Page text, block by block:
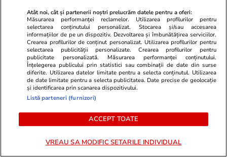
Stiri Mondene 17:24
Motivul surprinzător pentru
care Dana Rogoz refuză avionul
în vacanțe. Ce fac copiii ei în tren
PARTENERI
Atât noi, cât și partenerii noștri prelucrăm datele pentru a oferi:
Măsurarea performanței reclamelor. Utilizarea profilurilor pentru
selectarea conținutului personalizat. Stocarea și/sau accesarea
informațiilor de pe un dispozitiv. Dezvoltarea și îmbunătățirea serviciilor.
Crearea profilurilor de conținut personalizat. Utilizarea profilurilor pentru
selectarea publicității personalizate. Crearea profilurilor pentru
publicitate personalizată. Măsurarea performanței conținutului.
Înțelegerea publicului prin statistici sau combinații de date din surse
diferite. Utilizarea datelor limitate pentru a selecta conținutul. Utilizarea
de date limitate pentru a selecta publicitatea. Date precise de geolocație
și identificarea prin scanarea dispozitivului.
Listă parteneri (furnizori)
ACCEPT TOATE
VREAU SA MODIFIC SETARILE INDIVIDUAL